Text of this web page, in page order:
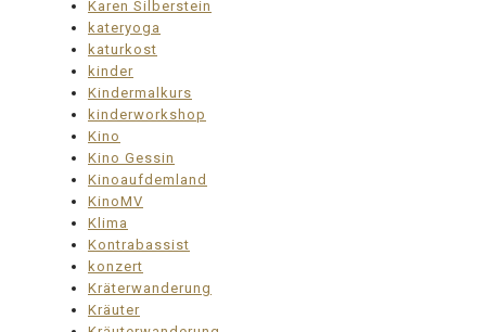
Karen Silberstein
kateryoga
katurkost
kinder
Kindermalkurs
kinderworkshop
Kino
Kino Gessin
Kinoaufdemland
KinoMV
Klima
Kontrabassist
konzert
Kräterwanderung
Kräuter